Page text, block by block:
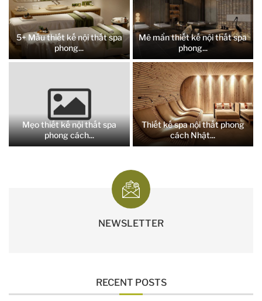
5+ Mẫu thiết kế nội thất spa
phong...
Mê mẩn thiết kế nội thất spa
phong...
Mẹo thiết kế nội thất spa
phong cách...
Thiết kế spa nội thất phong
cách Nhật...
NEWSLETTER
RECENT POSTS